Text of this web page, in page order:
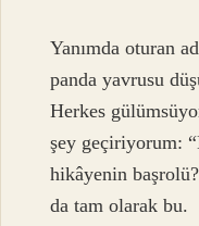
Yanımda oturan
panda yavrusu
Herkes
şey geçiriyorum:
hikâyenin
da tam olarak bu.